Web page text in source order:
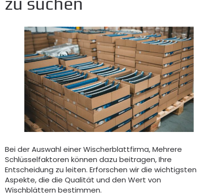
Bei der Auswahl einer Wischerblattfirma, Mehrere
Schlüsselfaktoren können dazu beitragen, Ihre
Entscheidung zu leiten. Erforschen wir die wichtigsten
Aspekte, die die Qualität und den Wert von
Wischblättern bestimmen.